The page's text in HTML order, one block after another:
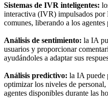
Sistemas de IVR inteligentes:
interactiva (IVR) impulsados por
comunes, liberando a los agentes
Análisis de sentimiento: la IA
usuarios y proporcionar
ayudándoles a adaptar sus
Análisis predictivo: la IA puede
optimizar los niveles de
agentes disponibles durante las